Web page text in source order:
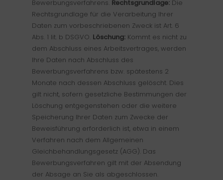
Bewerbungsverfahrens. Rechtsgrundlage: Die
Rechtsgrundlage für die Verarbeitung Ihrer
Daten zum vorbeschriebenen Zweck ist Art. 6
Abs. 1 lit. b DSGVO. Löschung: Kommt es nicht zu
dem Abschluss eines Arbeitsvertrages, werden
Ihre Daten nach Abschluss des
Bewerbungsverfahrens bzw. spätestens 2
Monate nach dessen Abschluss gelöscht. Dies
gilt nicht, sofern gesetzliche Bestimmungen der
Löschung entgegenstehen oder die weitere
Speicherung Ihrer Daten zum Zwecke der
Beweisführung erforderlich ist, etwa in einem
Verfahren nach dem Allgemeinen
Gleichbehandlungsgesetz (AGG). Das
Bewerbungsverfahren gilt mit der Absendung
der Absage an Sie als abgeschlossen.